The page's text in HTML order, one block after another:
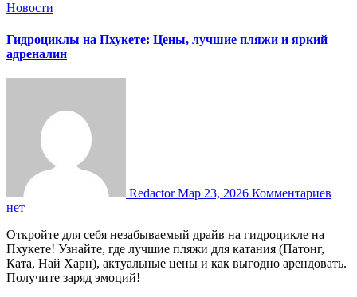
Новости
Гидроциклы на Пхукете: Цены, лучшие пляжи и яркий
адреналин
RedactorМар 23, 2026 Комментариев
нет
Откройте для себя незабываемый драйв на гидроцикле на
Пхукете! Узнайте, где лучшие пляжи для катания (Патонг,
Ката, Най Харн), актуальные цены и как выгодно арендовать.
Получите заряд эмоций!